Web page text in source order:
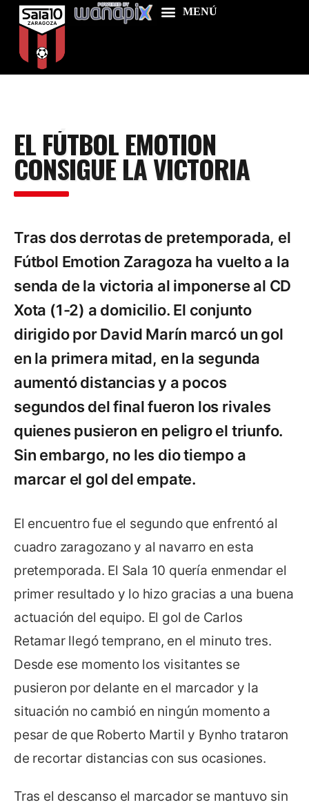
Food & Drink
Features
News
EL FÚTBOL EMOTION
CONSIGUE LA VICTORIA
Tras dos derrotas de pretemporada, el
Fútbol Emotion Zaragoza ha vuelto a la
senda de la victoria al imponerse al CD
Xota (1-2) a domicilio. El conjunto
dirigido por David Marín marcó un gol
en la primera mitad, en la segunda
aumentó distancias y a pocos
segundos del final fueron los rivales
quienes pusieron en peligro el triunfo.
Sin embargo, no les dio tiempo a
marcar el gol del empate.
El encuentro fue el segundo que enfrentó al
cuadro zaragozano y al navarro en esta
pretemporada. El Sala 10 quería enmendar el
primer resultado y lo hizo gracias a una buena
actuación del equipo. El gol de Carlos
Retamar llegó temprano, en el minuto tres.
Desde ese momento los visitantes se
pusieron por delante en el marcador y la
situación no cambió en ningún momento a
pesar de que Roberto Martil y Bynho trataron
de recortar distancias con sus ocasiones.
Tras el descanso el marcador se mantuvo sin